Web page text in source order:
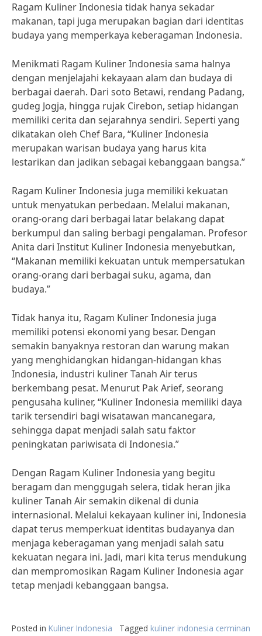
Ragam Kuliner Indonesia tidak hanya sekadar
makanan, tapi juga merupakan bagian dari identitas
budaya yang memperkaya keberagaman Indonesia.
Menikmati Ragam Kuliner Indonesia sama halnya
dengan menjelajahi kekayaan alam dan budaya di
berbagai daerah. Dari soto Betawi, rendang Padang,
gudeg Jogja, hingga rujak Cirebon, setiap hidangan
memiliki cerita dan sejarahnya sendiri. Seperti yang
dikatakan oleh Chef Bara, “Kuliner Indonesia
merupakan warisan budaya yang harus kita
lestarikan dan jadikan sebagai kebanggaan bangsa.”
Ragam Kuliner Indonesia juga memiliki kekuatan
untuk menyatukan perbedaan. Melalui makanan,
orang-orang dari berbagai latar belakang dapat
berkumpul dan saling berbagi pengalaman. Profesor
Anita dari Institut Kuliner Indonesia menyebutkan,
“Makanan memiliki kekuatan untuk mempersatukan
orang-orang dari berbagai suku, agama, dan
budaya.”
Tidak hanya itu, Ragam Kuliner Indonesia juga
memiliki potensi ekonomi yang besar. Dengan
semakin banyaknya restoran dan warung makan
yang menghidangkan hidangan-hidangan khas
Indonesia, industri kuliner Tanah Air terus
berkembang pesat. Menurut Pak Arief, seorang
pengusaha kuliner, “Kuliner Indonesia memiliki daya
tarik tersendiri bagi wisatawan mancanegara,
sehingga dapat menjadi salah satu faktor
peningkatan pariwisata di Indonesia.”
Dengan Ragam Kuliner Indonesia yang begitu
beragam dan menggugah selera, tidak heran jika
kuliner Tanah Air semakin dikenal di dunia
internasional. Melalui kekayaan kuliner ini, Indonesia
dapat terus memperkuat identitas budayanya dan
menjaga keberagaman yang menjadi salah satu
kekuatan negara ini. Jadi, mari kita terus mendukung
dan mempromosikan Ragam Kuliner Indonesia agar
tetap menjadi kebanggaan bangsa.
Posted in Kuliner Indonesia Tagged kuliner indonesia cerminan